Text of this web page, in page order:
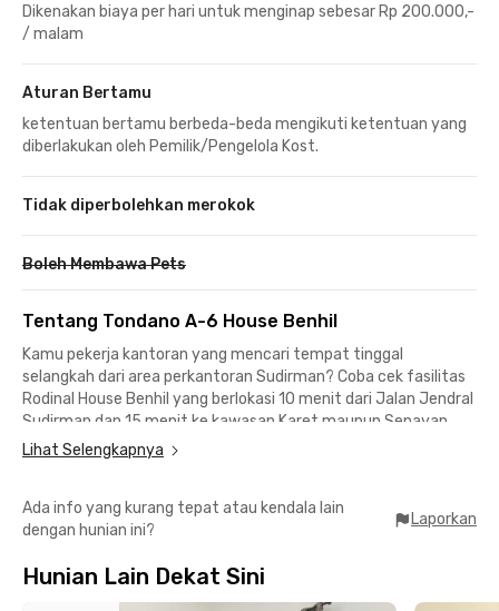
Dikenakan biaya per hari untuk menginap sebesar Rp 200.000,-
/ malam
Aturan Bertamu
ketentuan bertamu berbeda-beda mengikuti ketentuan yang
diberlakukan oleh Pemilik/Pengelola Kost.
Tidak diperbolehkan merokok
Boleh Membawa Pets
Tentang Tondano A-6 House Benhil
Kamu pekerja kantoran yang mencari tempat tinggal
selangkah dari area perkantoran Sudirman? Coba cek fasilitas
Rodinal House Benhil yang berlokasi 10 menit dari Jalan Jendral
Sudirman dan 15 menit ke kawasan Karet maupun Senayan.
Kost Bendungan Hilir ini juga cocok buat mahasiswa LSPR
Communication and Business Institute yang berjarak 11 menit
Untuk mengisi perut kamu bisa menuju Pasar Benhil yang
Indonesia, fX Sudirman, atau Senayan City bisa kamu capai
dalam waktu 10 menit berkendara. Jika masih mengandalkan
Lihat Selengkapnya
Ada info yang kurang tepat atau kendala lain
dengan hunian ini?
Laporkan
Hunian Lain Dekat Sini